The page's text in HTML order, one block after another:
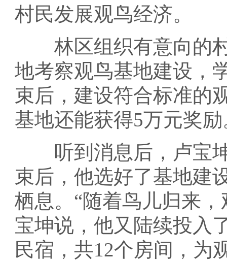
村民发展观鸟经济。
林区组织有意向的村
地考察观鸟基地建设，
束后，建设符合标准的
基地还能获得5万元奖
听到消息后，卢宝坤
束后，他选好了基地建
栖息。“随着鸟儿归来
宝坤说，他又陆续投入
民宿，共12个房间，为